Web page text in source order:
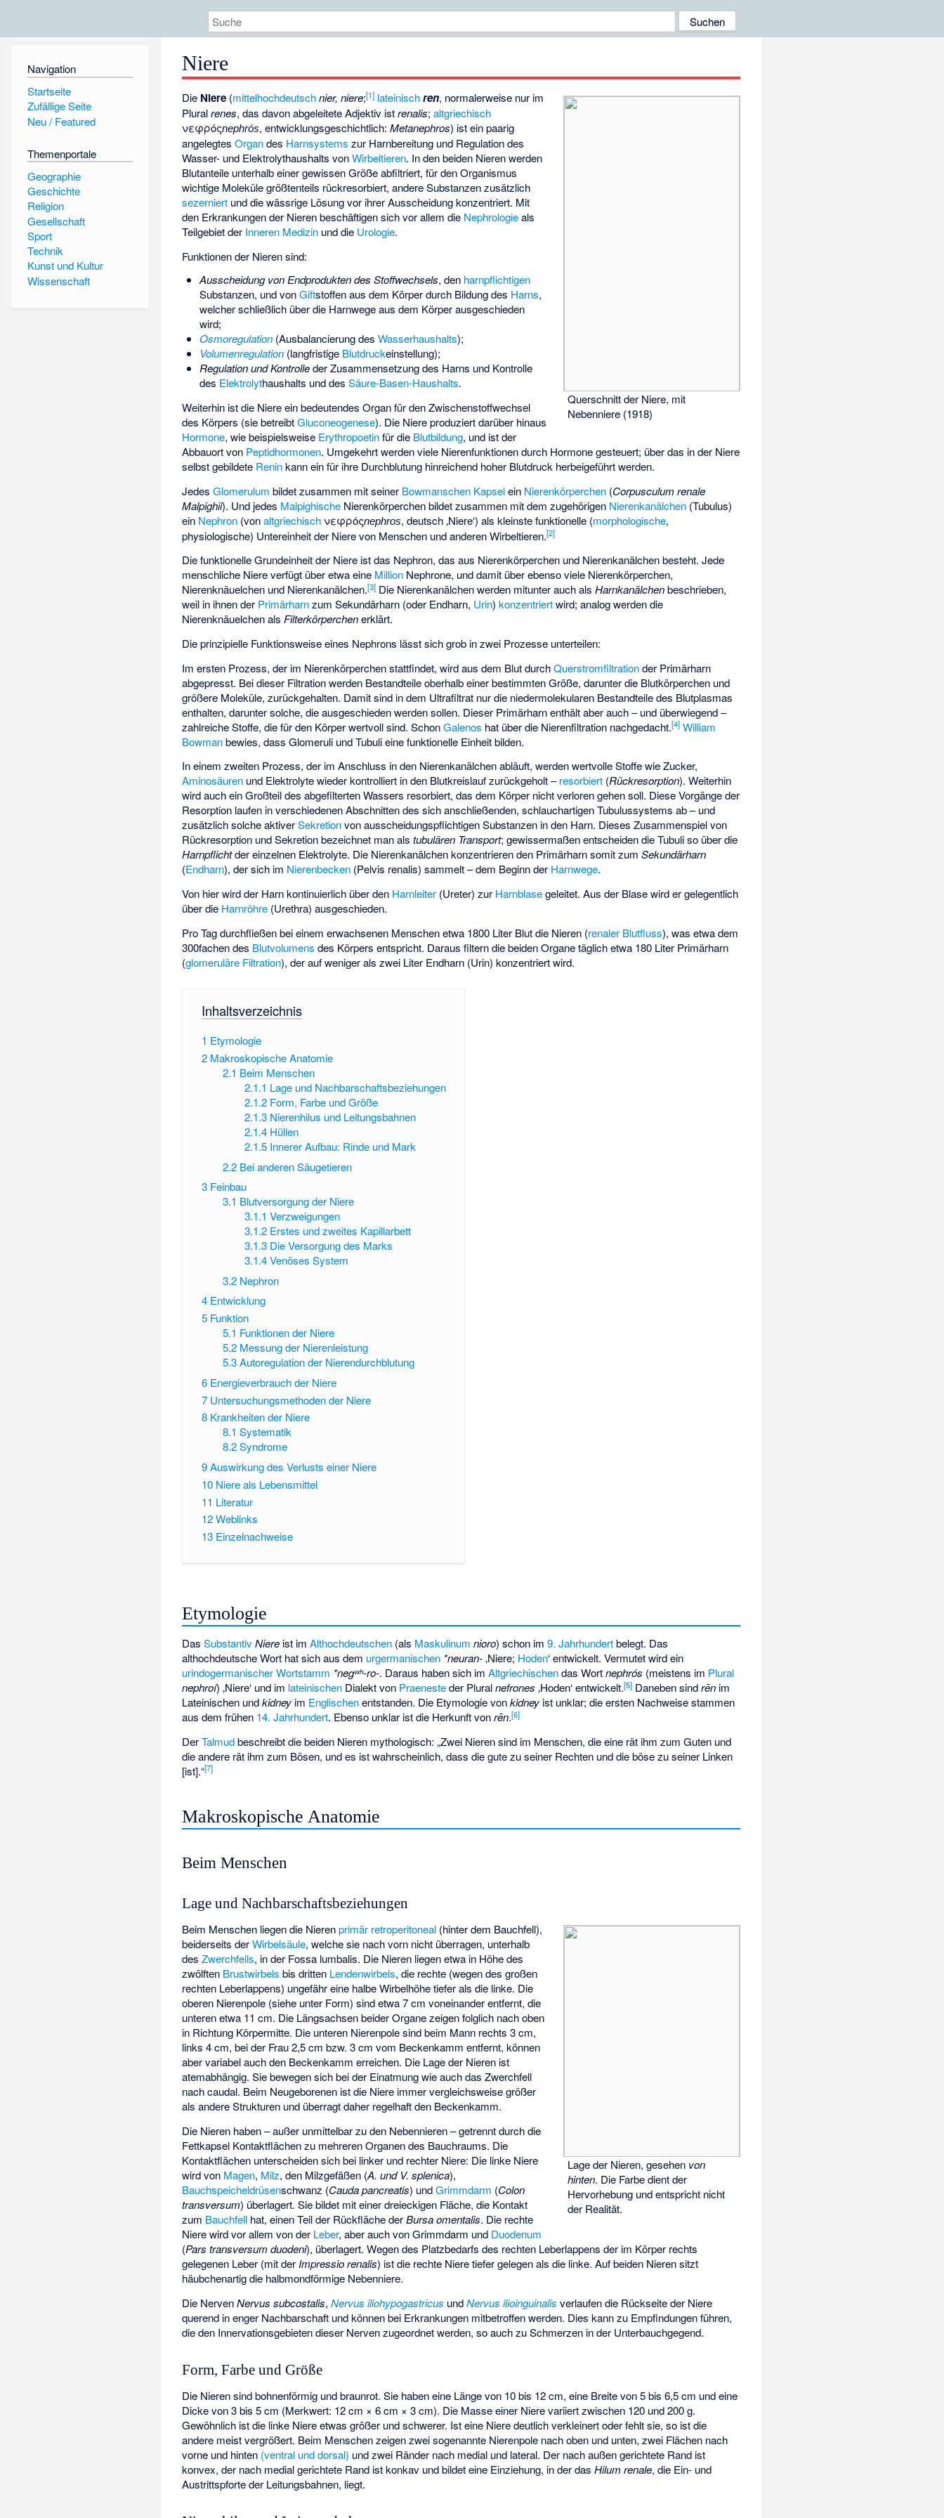
Navigation
Startseite
Zufällige Seite
Neu / Featured
Themenportale
Geographie
Geschichte
Religion
Gesellschaft
Sport
Technik
Kunst und Kultur
Wissenschaft
Niere
Querschnitt der Niere, mit
Nebenniere (1918)
Die Niere (mittelhochdeutsch nier, niere;[1] lateinisch ren, normalerweise nur im
Pluralrenes, das davon abgeleitete Adjektiv istrenalis;altgriechisch
νεφρόςnephrós, entwicklungsgeschichtlich:Metanephros) ist ein paarig
angelegtesOrgandes Harnsystems zur Harnbereitung und Regulation des
Wasser- und Elektrolythaushalts vonWirbeltieren. In den beiden Nieren werden
Blutanteile unterhalb einer gewissen Größe abfiltriert, für den Organismus
wichtige Moleküle größtenteils rückresorbiert, andere Substanzen zusätzlich
sezerniert und die wässrige Lösung vor ihrer Ausscheidung konzentriert. Mit
den Erkrankungen der Nieren beschäftigen sich vor allem die Nephrologieals
Teilgebiet der Inneren Medizin und die Urologie.
Funktionen der Nieren sind:
Ausscheidung von Endprodukten des Stoffwechsels, den harnpflichtigen
Substanzen, und vonGift­stoffen aus dem Körper durch Bildung des Harns,
welcher schließlich über die Harnwege aus dem Körper ausgeschieden
wird;
Osmoregulation(Ausbalancierung des Wasserhaushalts);
Volumenregulation(langfristige Blutdruck­einstellung);
Regulation und Kontrolleder Zusammensetzung des Harns und Kontrolle
des Elektrolyt­haushalts und des Säure-Basen-Haushalts.
Weiterhin ist die Niere ein bedeutendes Organ für den Zwischenstoffwechsel
des Körpers (sie betreibtGluconeogenese). Die Niere produziert darüber hinaus
Hormone, wie beispielsweise Erythropoetinfür die Blutbildung, und ist der
Abbauort von Peptidhormonen. Umgekehrt werden viele Nierenfunktionen durch Hormone gesteuert; über das in der Niere
selbst gebildete Reninkann ein für ihre Durchblutung hinreichend hoher Blutdruck herbeigeführt werden.
JedesGlomerulum bildet zusammen mit seiner Bowmanschen Kapselein Nierenkörperchen (Corpusculum renale
Malpighii). Und jedes Malpighische Nierenkörperchen bildet zusammen mit dem zugehörigen Nierenkanälchen (Tubulus)
ein Nephron (vonaltgriechisch νεφρόςnephros, deutsch ‚Niere‘) als kleinste funktionelle (morphologische,
physiologische) Untereinheit der Niere von Menschen und anderen Wirbeltieren.[2]
Die funktionelle Grundeinheit der Niere ist das Nephron, das aus Nierenkörperchen und Nierenkanälchen besteht. Jede
menschliche Niere verfügt über etwa eine Million Nephrone, und damit über ebenso viele Nierenkörperchen,
Nierenknäuelchen und Nierenkanälchen.[3] Die Nierenkanälchen werden mitunter auch alsHarnkanälchenbeschrieben,
weil in ihnen der Primärharnzum Sekundärharn (oder Endharn, Urin)konzentriertwird; analog werden die
Nierenknäuelchen alsFilterkörperchenerklärt.
Die prinzipielle Funktionsweise eines Nephrons lässt sich grob in zwei Prozesse unterteilen:
Im ersten Prozess, der im Nierenkörperchen stattfindet, wird aus dem Blut durchQuerstromfiltrationder Primärharn
abgepresst. Bei dieser Filtration werden Bestandteile oberhalb einer bestimmten Größe, darunter die Blutkörperchen und
größere Moleküle, zurückgehalten. Damit sind in dem Ultrafiltrat nur die niedermolekularen Bestandteile des Blutplasmas
enthalten, darunter solche, die ausgeschieden werden sollen. Dieser Primärharn enthält aber auch – und überwiegend –
zahlreiche Stoffe, die für den Körper wertvoll sind. SchonGalenos hat über die Nierenfiltration nachgedacht.[4] William
Bowmanbewies, dass Glomeruli und Tubuli eine funktionelle Einheit bilden.
In einem zweiten Prozess, der im Anschluss in den Nierenkanälchen abläuft, werden wertvolle Stoffe wie Zucker,
Aminosäuren und Elektrolyte wieder kontrolliert in den Blutkreislauf zurückgeholt –resorbiert (Rückresorption). Weiterhin
wird auch ein Großteil des abgefilterten Wassers resorbiert, das dem Körper nicht verloren gehen soll. Diese Vorgänge der
Resorption laufen in verschiedenen Abschnitten des sich anschließenden, schlauchartigen Tubulussystems ab – und
zusätzlich solche aktiverSekretionvon ausscheidungspflichtigen Substanzen in den Harn. Dieses Zusammenspiel von
Rückresorption und Sekretion bezeichnet man alstubulären Transport; gewissermaßen entscheiden die Tubuli so über die
Harnpflichtder einzelnen Elektrolyte. Die Nierenkanälchen konzentrieren den Primärharn somit zumSekundärharn
(Endharn), der sich im Nierenbecken (Pelvis renalis) sammelt – dem Beginn der Harnwege.
Von hier wird der Harn kontinuierlich über den Harnleiter (Ureter) zur Harnblasegeleitet. Aus der Blase wird er gelegentlich
über die Harnröhre (Urethra) ausgeschieden.
Pro Tag durchfließen bei einem erwachsenen Menschen etwa 1800 Liter Blut die Nieren (renaler Blutfluss), was etwa dem
300fachen des Blutvolumens des Körpers entspricht. Daraus filtern die beiden Organe täglich etwa 180 Liter Primärharn
(glomeruläre Filtration), der auf weniger als zwei Liter Endharn (Urin) konzentriert wird.
Inhaltsverzeichnis
1 Etymologie
2 Makroskopische Anatomie
2.1 Beim Menschen
2.1.1 Lage und Nachbarschaftsbeziehungen
2.1.2 Form, Farbe und Größe
2.1.3 Nierenhilus und Leitungsbahnen
2.1.4 Hüllen
2.1.5 Innerer Aufbau: Rinde und Mark
2.2 Bei anderen Säugetieren
3 Feinbau
3.1 Blutversorgung der Niere
3.1.1 Verzweigungen
3.1.2 Erstes und zweites Kapillarbett
3.1.3 Die Versorgung des Marks
3.1.4 Venöses System
3.2 Nephron
4 Entwicklung
5 Funktion
5.1 Funktionen der Niere
5.2 Messung der Nierenleistung
5.3 Autoregulation der Nierendurchblutung
6 Energieverbrauch der Niere
7 Untersuchungsmethoden der Niere
8 Krankheiten der Niere
8.1 Systematik
8.2 Syndrome
9Auswirkung des Verlusts einer Niere
10 Niere als Lebensmittel
11 Literatur
12Weblinks
13 Einzelnachweise
Etymologie
DasSubstantiv Niere ist imAlthochdeutschen (als Maskulinum nioro) schon im9. Jahrhundertbelegt. Das
althochdeutsche Wort hat sich aus dem urgermanischen *neuran- ‚Niere; Hoden‘ entwickelt. Vermutet wird ein
urindogermanischer Wortstamm *negʷʰ-ro-. Daraus haben sich imAltgriechischendas Wortnephrós (meistens im Plural
nephroí) ‚Niere‘ und im lateinischen Dialekt von Praenesteder Pluralnefrones ‚Hoden‘ entwickelt.[5] Daneben sindrēn im
Lateinischen undkidney im Englischenentstanden. Die Etymologie vonkidney ist unklar; die ersten Nachweise stammen
aus dem frühen 14. Jahrhundert. Ebenso unklar ist die Herkunft vonrēn.[6]
DerTalmudbeschreibt die beiden Nieren mythologisch: „Zwei Nieren sind im Menschen, die eine rät ihm zum Guten und
die andere rät ihm zum Bösen, und es ist wahrscheinlich, dass die gute zu seiner Rechten und die böse zu seiner Linken
[ist].“[7]
Makroskopische Anatomie
Beim Menschen
Lage und Nachbarschaftsbeziehungen
Lage der Nieren, gesehen von
hinten. Die Farbe dient der
Hervorhebung und entspricht nicht
der Realität.
Beim Menschen liegen die Nierenprimär retroperitoneal (hinter dem Bauchfell),
beiderseits derWirbelsäule, welche sie nach vorn nicht überragen, unterhalb
desZwerchfells, in der Fossa lumbalis. Die Nieren liegen etwa in Höhe des
zwölften Brustwirbels bis dritten Lendenwirbels, die rechte (wegen des großen
rechten Leberlappens) ungefähr eine halbe Wirbelhöhe tiefer als die linke. Die
oberen Nierenpole (siehe unter Form) sind etwa 7 cm voneinander entfernt, die
unteren etwa 11 cm. Die Längsachsen beider Organe zeigen folglich nach oben
in Richtung Körpermitte. Die unteren Nierenpole sind beim Mann rechts 3 cm,
links 4 cm, bei der Frau 2,5 cm bzw. 3 cm vom Beckenkamm entfernt, können
aber variabel auch den Beckenkamm erreichen. Die Lage der Nieren ist
atemabhängig. Sie bewegen sich bei der Einatmung wie auch das Zwerchfell
nach caudal. Beim Neugeborenen ist die Niere immer vergleichsweise größer
als andere Strukturen und überragt daher regelhaft den Beckenkamm.
Die Nieren haben – außer unmittelbar zu den Nebennieren – getrennt durch die
Fettkapsel Kontaktflächen zu mehreren Organen des Bauchraums. Die
Kontaktflächen unterscheiden sich bei linker und rechter Niere: Die linke Niere
wird von Magen, Milz, den Milzgefäßen (A. und V. splenica),
Bauchspeicheldrüsen­schwanz (Cauda pancreatis) undGrimmdarm (Colon
transversum) überlagert. Sie bildet mit einer dreieckigen Fläche, die Kontakt
zum Bauchfell hat, einen Teil der Rückfläche derBursa omentalis. Die rechte
Niere wird vor allem von der Leber, aber auch von Grimmdarm und Duodenum
(Pars transversum duodeni), überlagert. Wegen des Platzbedarfs des rechten Leberlappens der im Körper rechts
gelegenen Leber (mit der Impressio renalis) ist die rechte Niere tiefer gelegen als die linke. Auf beiden Nieren sitzt
häubchenartig die halbmondförmige Nebenniere.
Die NervenNervus subcostalis,Nervus iliohypogastricus undNervus ilioinguinalis verlaufen die Rückseite der Niere
querend in enger Nachbarschaft und können bei Erkrankungen mitbetroffen werden. Dies kann zu Empfindungen führen,
die den Innervationsgebieten dieser Nerven zugeordnet werden, so auch zu Schmerzen in der Unterbauchgegend.
Form, Farbe und Größe
Die Nieren sind bohnenförmig und braunrot. Sie haben eine Länge von 10 bis 12 cm, eine Breite von 5 bis 6,5 cm und eine
Dicke von 3 bis 5 cm (Merkwert: 12 cm × 6 cm × 3 cm). Die Masse einer Niere variiert zwischen 120 und 200 g.
Gewöhnlich ist die linke Niere etwas größer und schwerer. Ist eine Niere deutlich verkleinert oder fehlt sie, so ist die
andere meist vergrößert. Beim Menschen zeigen zwei sogenannte Nierenpole nach oben und unten, zwei Flächen nach
vorne und hinten (ventral und dorsal) und zwei Ränder nach medial und lateral. Der nach außen gerichtete Rand ist
konvex, der nach medial gerichtete Rand ist konkav und bildet eine Einziehung, in der dasHilum renale, die Ein- und
Austrittspforte der Leitungsbahnen, liegt.